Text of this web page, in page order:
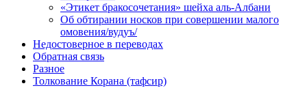
«Этикет бракосочетания» шейха аль-Албани
Об обтирании носков при совершении малого
омовения/вудуъ/
Недостоверное в переводах
Обратная связь
Разное
Толкование Корана (тафсир)